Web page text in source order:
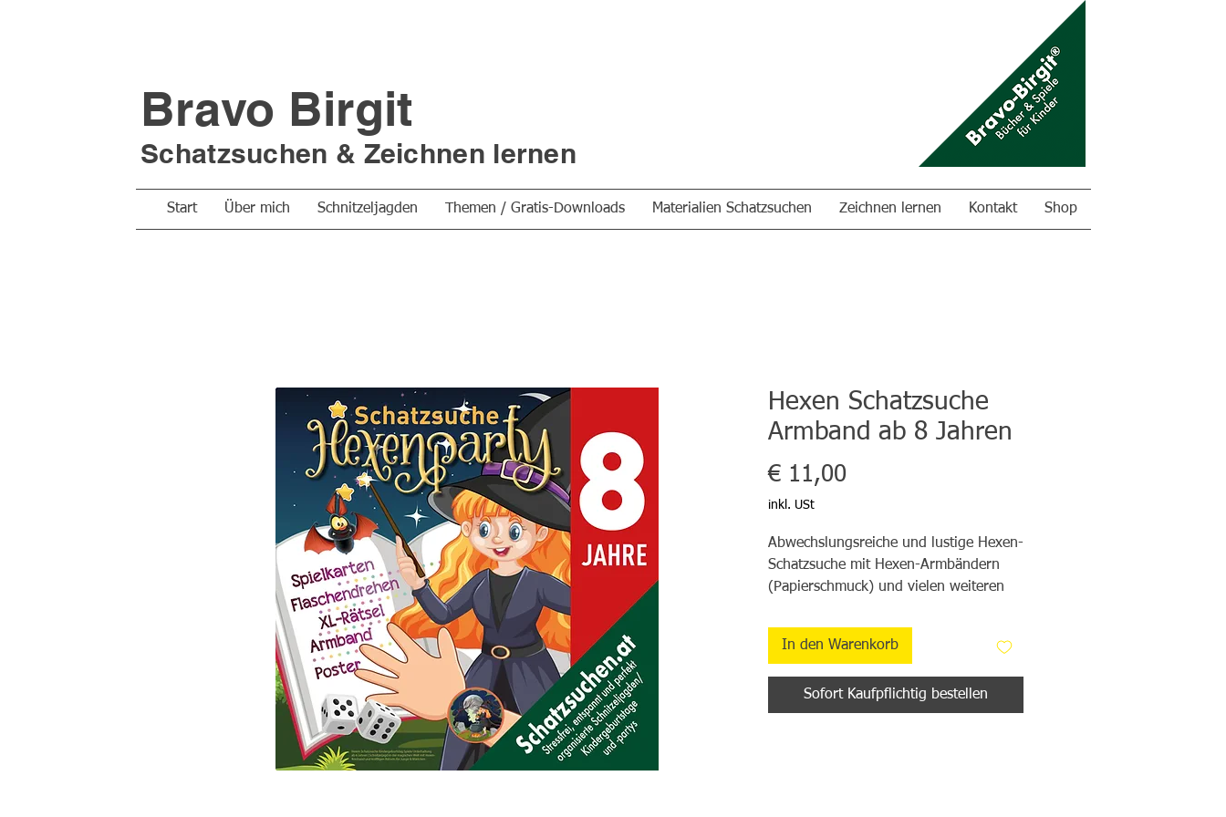
Bravo Birgit
Schatzsuchen & Zeichnen lernen
Start Über mich Schnitzeljagden Themen / Gratis-Downloads Materialien Schatzsuchen Zeichnen lernen Kontakt Shop
Hexen Schatzsuche
Armband ab 8 Jahren
€ 11,00Preis
inkl. USt
Abwechslungsreiche und lustige Hexen-
Schatzsuche mit Hexen-Armbändern
(Papierschmuck) und vielen weiteren
Spielen wie z. B. der Bewegungscode,
Spielkarten, Würfelspieleposter ...! Alle
Materialien enthalten.
In den Warenkorb
Sofort Kaufpflichtig bestellen